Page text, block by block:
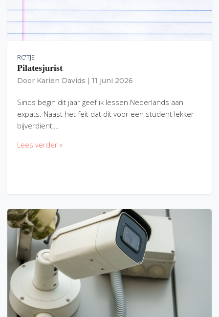
RC'TJE
Pilatesjurist
Door Karien Davids 11 juni 2026
Sinds begin dit jaar geef ik lessen Nederlands aan
expats. Naast het feit dat dit voor een student lekker
bijverdient,…
Lees verder »